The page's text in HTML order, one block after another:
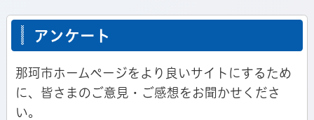
アンケート
那珂市ホームページをより良いサイトにするため
に、皆さまのご意見・ご感想をお聞かせくださ
い。